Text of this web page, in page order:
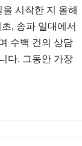
시작한 지 올해
, 송파 일대에서
수백 건의 상담
다. 그동안 가장